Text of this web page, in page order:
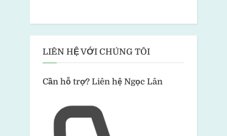
LIÊN HỆ VỚI CHÚNG TÔI
Cần hỗ trợ? Liên hệ Ngọc Lân